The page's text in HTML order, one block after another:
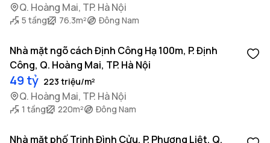
Q. Hoàng Mai, TP. Hà Nội
5 tầng 76.3m² Đông Nam
Nhà mặt ngõ cách Định Công Hạ 100m, P. Định
Công, Q. Hoàng Mai, TP. Hà Nội
49 tỷ 223 triệu/m²
Q. Hoàng Mai, TP. Hà Nội
1 tầng 220m² Đông Nam
Nhà mặt phố Trịnh Đình Cửu, P. Phương Liệt, Q.